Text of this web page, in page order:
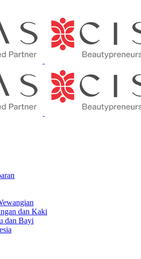
dan Kaki
dan Bayi